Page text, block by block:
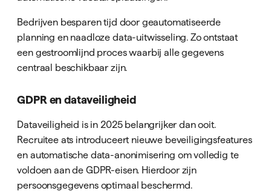
Bedrijven besparen tijd door geautomatiseerde
planning en naadloze data-uitwisseling. Zo ontstaat
een gestroomlijnd proces waarbij alle gegevens
centraal beschikbaar zijn.
GDPR en dataveiligheid
Dataveiligheid is in 2025 belangrijker dan ooit.
Recruitee ats introduceert nieuwe beveiligingsfeatures
en automatische data-anonimisering om volledig te
voldoen aan de GDPR-eisen. Hierdoor zijn
persoonsgegevens optimaal beschermd.